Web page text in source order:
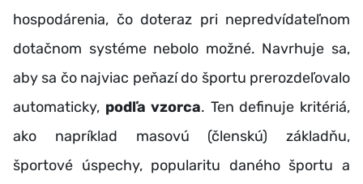
hospodárenia, čo doteraz pri nepredvídateľnom
dotačnom systéme nebolo možné. Navrhuje sa,
aby sa čo najviac peňazí do športu prerozdeľovalo
automaticky, podľa vzorca. Ten definuje kritériá,
ako napríklad masovú (členskú) základňu,
športové úspechy, popularitu daného športu a